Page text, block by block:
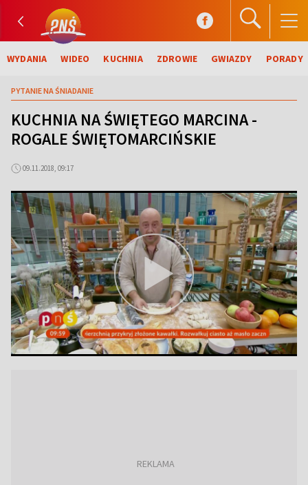
WYDANIA WIDEO KUCHNIA ZDROWIE GWIAZDY PORADY
PYTANIE NA ŚNIADANIE
KUCHNIA NA ŚWIĘTEGO MARCINA -
ROGALE ŚWIĘTOMARCIŃSKIE
09.11.2018, 09:17